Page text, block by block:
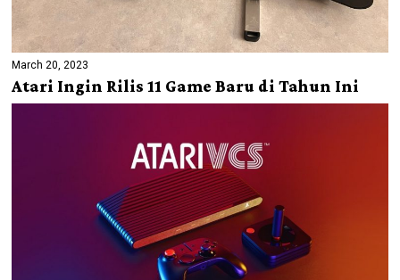
March 20, 2023
Atari Ingin Rilis 11 Game Baru di Tahun Ini